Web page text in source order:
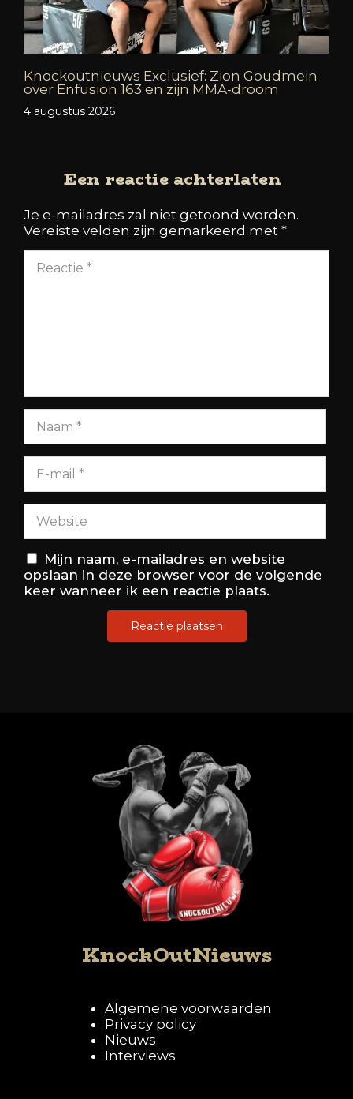
Knockoutnieuws Exclusief: Zion Goudmein
over Enfusion 163 en zijn MMA-droom
4 augustus 2026
Een reactie achterlaten
Je e-mailadres zal niet getoond worden.
Vereiste velden zijn gemarkeerd met *
Mijn naam, e-mailadres en website
opslaan in deze browser voor de volgende
keer wanneer ik een reactie plaats.
KnockOutNieuws
Algemene voorwaarden
Privacy policy
Nieuws
Interviews